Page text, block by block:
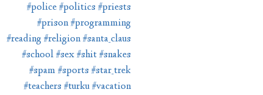
#police#politics#priests
#prison#programming
#reading #religion#santa_claus
#school#sex#shit#snakes
#spam#sports#star_trek
#teachers#turku#vacation